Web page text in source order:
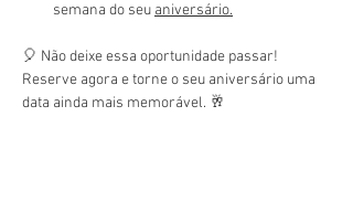
semana do seu aniversário.
🎈 Não deixe essa oportunidade passar!
Reserve agora e torne o seu aniversário uma
data ainda mais memorável. 🥂